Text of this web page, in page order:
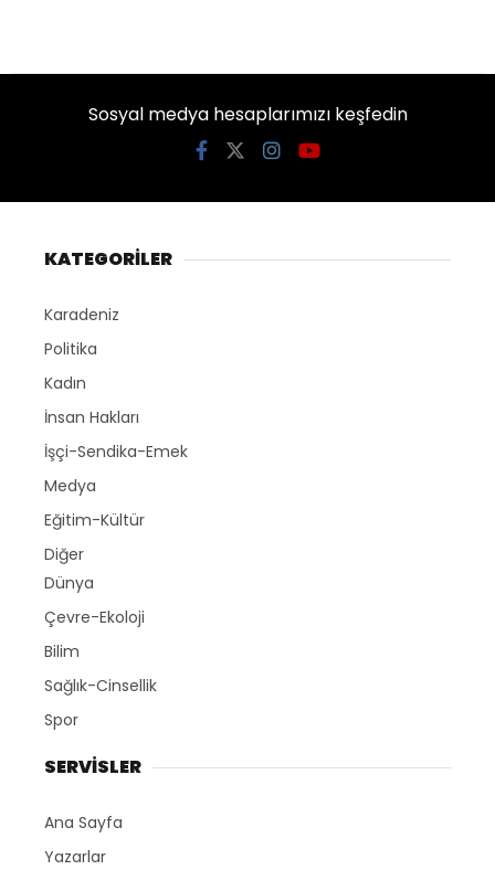
Sosyal medya hesaplarımızı keşfedin
KATEGORİLER
Karadeniz
Politika
Kadın
İnsan Hakları
İşçi-Sendika-Emek
Medya
Eğitim-Kültür
Diğer
Dünya
Çevre-Ekoloji
Bilim
Sağlık-Cinsellik
Spor
SERVİSLER
Ana Sayfa
Yazarlar